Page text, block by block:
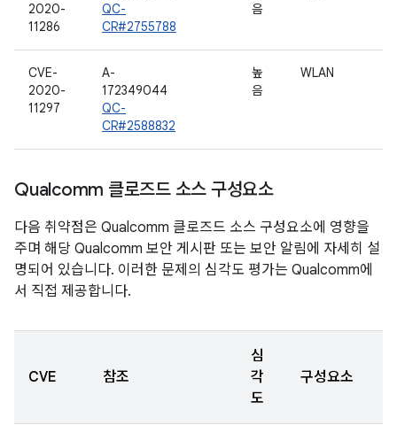
2020-
11286
QC-
CR#2755788
음
CVE-
2020-
11297
A-
172349044
QC-
CR#2588832
높
음
WLAN
Qualcomm 클로즈드 소스 구성요소
다음 취약점은 Qualcomm 클로즈드 소스 구성요소에 영향을
주며 해당 Qualcomm 보안 게시판 또는 보안 알림에 자세히 설
명되어 있습니다. 이러한 문제의 심각도 평가는 Qualcomm에
서 직접 제공합니다.
CVE 참조
심
각
도
구성요소